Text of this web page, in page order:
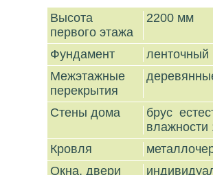
Высота
первого этажа
2200 мм
Фундамент
ленточный
Межэтажные
перекрытия
Стены дома
брус
Кровля
Окна, двери